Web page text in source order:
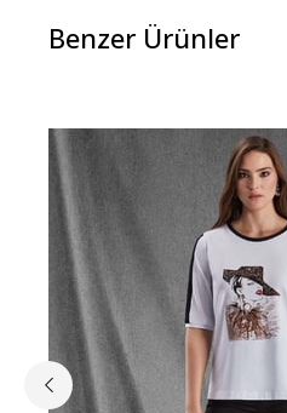
Benzer Ürünler